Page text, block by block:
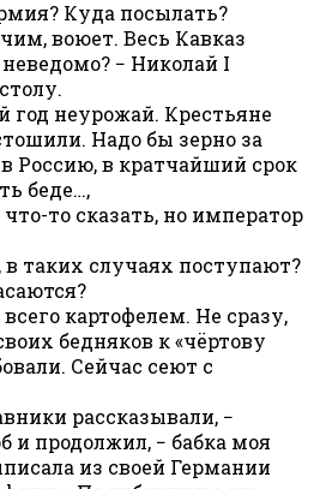
Куда посылать?
воюет. Весь Кавказ
− Николай I
год неурожай. Крестьяне
Надо бы зерно за
Россию, в кратчайший срок
беде…,
то сказать, но император
в таких случаях поступают?
картофелем. Не сразу,
бедняков к «чёртову
Сейчас сеют с
рассказывали, −
и продолжил, − бабка моя
из своей Германии